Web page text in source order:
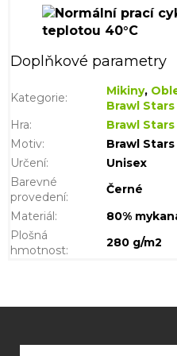
Doplňkové parametry
Kategorie: Mikiny,
Brawl Stars
Hra:
Brawl Stars
Motiv:
Brawl Stars
Určení:
Unisex
Barevné
provedení:
Černé
Materiál :
80%
Plošná
hmotnost:
280 g/m2